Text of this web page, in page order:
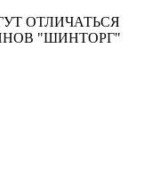
ОТЛИЧАТЬСЯ
"ШИНТОРГ"